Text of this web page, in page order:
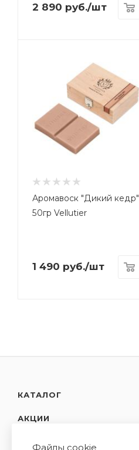
2 890 руб./шт
Аромавоск "Дикий кедр"
50гр Vellutier
1 490 руб./шт
КАТАЛОГ
АКЦИИ
Файлы cookie